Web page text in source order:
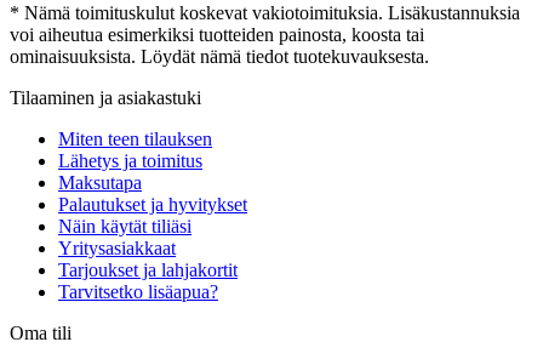
* Nämä toimituskulut koskevat vakiotoimituksia. Lisäkustannuksia
voi aiheutua esimerkiksi tuotteiden painosta, koosta tai
ominaisuuksista. Löydät nämä tiedot tuotekuvauksesta.
Tilaaminen ja asiakastuki
Miten teen tilauksen
Lähetys ja toimitus
Maksutapa
Palautukset ja hyvitykset
Näin käytät tiliäsi
Yritysasiakkaat
Tarjoukset ja lahjakortit
Tarvitsetko lisäapua?
Oma tili